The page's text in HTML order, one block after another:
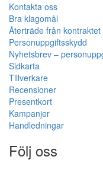
Kontakta oss
Bra klagomål
Återträde från kontraktet
Personuppgiftsskydd
Nyhetsbrev –
Sidkarta
Tillverkare
Recensioner
Presentkort
Kampanjer
Handledningar
Följ oss